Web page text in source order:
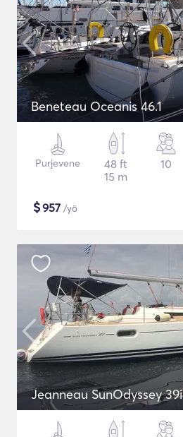
Beneteau Oceanis 46.1
Purjevene
48 ft
15 m
10
$957 /yö
Jeanneau SunOdyssey 39i